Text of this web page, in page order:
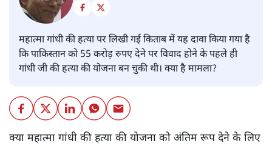
महात्मा गांधी की हत्या पर लिखी गई किताब में यह दावा किया गया है
कि पाकिस्तान को 55 करोड़ रुपए देने पर विवाद होने के पहले ही
गांधी जी की हत्या की योजना बन चुकी थी। क्या है मामला?
क्या महात्मा गांधी की हत्या की योजना को अंतिम रूप देने के लिए